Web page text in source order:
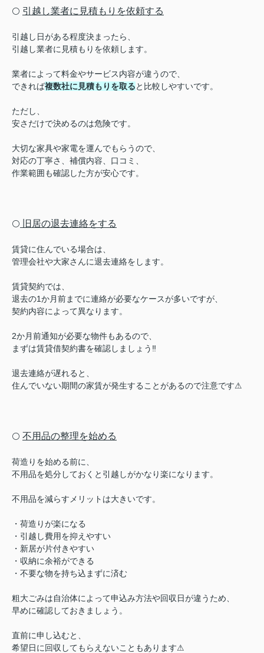
⚪️ 引越し業者に見積もりを依頼する
引越し日がある程度決まったら、
引越し業者に見積もりを依頼します。
業者によって料金やサービス内容が違うので、
できれば複数社に見積もりを取ると比較しやすいです。
ただし、
安さだけで決めるのは危険です。
大切な家具や家電を運んでもらうので、
対応の丁寧さ、補償内容、口コミ、
作業範囲も確認した方が安心です。
⚪️ 旧居の退去連絡をする
賃貸に住んでいる場合は、
管理会社や大家さんに退去連絡をします。
賃貸契約では、
退去の1か月前までに連絡が必要なケースが多いですが、
契約内容によって異なります。
2か月前通知が必要な物件もあるので、
まずは賃貸借契約書を確認しましょう‼︎
退去連絡が遅れると、
住んでいない期間の家賃が発生することがあるので注意です⚠︎
⚪️ 不用品の整理を始める
荷造りを始める前に、
不用品を処分しておくと引越しがかなり楽になります。
不用品を減らすメリットは大きいです。
・荷造りが楽になる
・引越し費用を抑えやすい
・新居が片付きやすい
・収納に余裕ができる
・不要な物を持ち込まずに済む
粗大ごみは自治体によって申込み方法や回収日が違うため、
早めに確認しておきましょう。
直前に申し込むと、
希望日に回収してもらえないこともあります⚠︎